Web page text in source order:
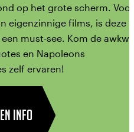
op het grote scherm. Voor
eigenzinnige films, is deze
must-see. Kom de
en Napoleons
zelf ervaren!
INFO